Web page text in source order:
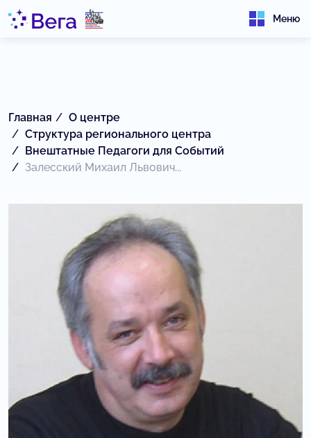
Меню
Главная
О центре
Структура регионального центра
Внештатные Педагоги для Событий
Залесский Михаил Львович...